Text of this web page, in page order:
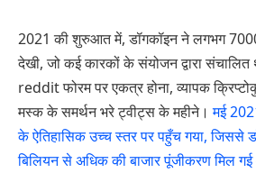
2021 की शुरुआत में, डॉगकॉइन ने लगभग
देखी, जो कई कारकों के संयोजन द्वारा संचालित
reddit फोरम पर एकत्र होना, व्यापक
मस्क के समर्थन भरे ट्वीट्स के महीने।मई
के ऐतिहासिक उच्च स्तर पर पहुँच गया, जिससे
बिलियन से अधिक की बाजार पूंजीकरण मिल